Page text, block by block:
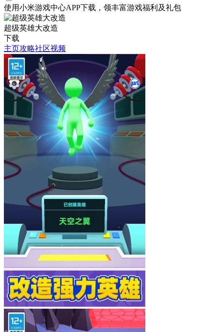
使用小米游戏中心APP下载 ，领丰富游戏福利 及礼包
超级英雄大改造
下载
主页攻略社区视频